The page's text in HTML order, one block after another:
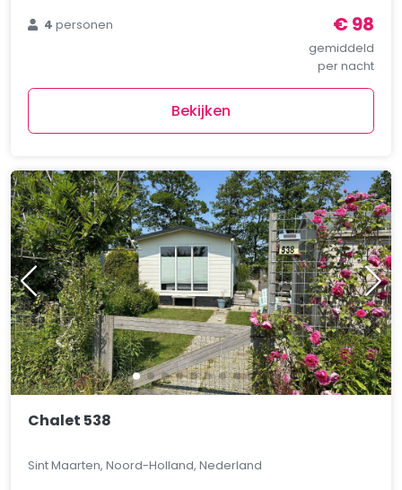
4personen € 98
gemiddeld
per nacht
Bekijken
Chalet 538
Sint Maarten, Noord-Holland, Nederland